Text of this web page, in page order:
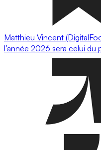
Matthieu Vincent
l’année 2026 sera celui du